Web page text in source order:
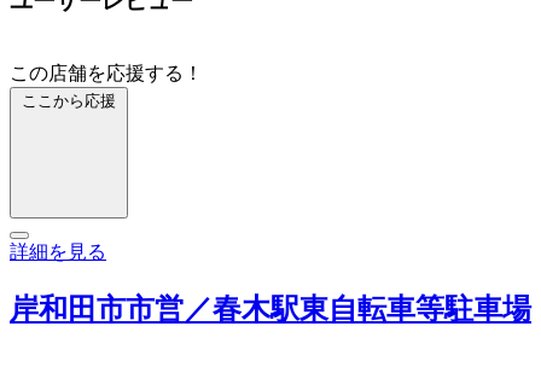
この店舗を応援する！
ここから応援
詳細を見る
岸和田市市営／春木駅東自転車等駐車場